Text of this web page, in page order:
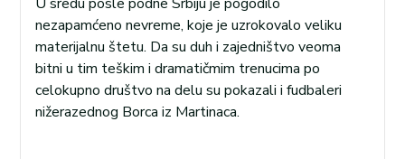
nezapamćeno nevreme, koje je uzrokovalo veliku
materijalnu štetu. Da su duh i zajedništvo veoma
bitni u tim teškim i dramatičmim trenucima po
celokupno društvo na delu su pokazali i fudbaleri
nižerazednog Borca iz Martinaca.